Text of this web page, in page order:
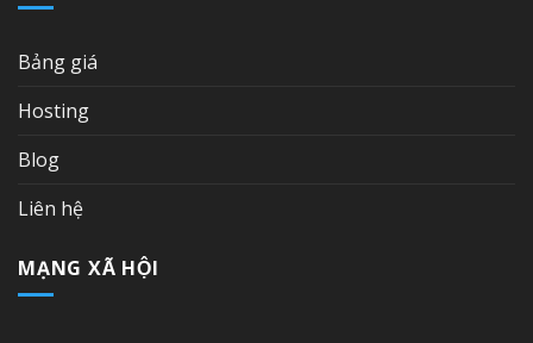
Bảng giá
Hosting
Blog
Liên hệ
MẠNG XÃ HỘI